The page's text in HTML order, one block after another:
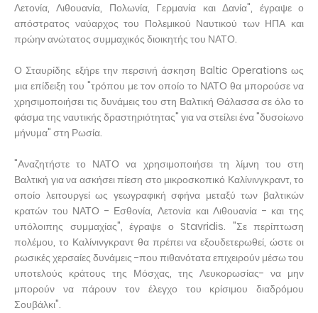
Λετονία, Λιθουανία, Πολωνία, Γερμανία και Δανία", έγραψε ο
απόστρατος ναύαρχος του Πολεμικού Ναυτικού των ΗΠΑ και
πρώην ανώτατος συμμαχικός διοικητής του ΝΑΤΟ.
Ο Σταυρίδης εξήρε την περσινή άσκηση Baltic Operations ως
μια επίδειξη του "τρόπου με τον οποίο το ΝΑΤΟ θα μπορούσε να
χρησιμοποιήσει τις δυνάμεις του στη Βαλτική Θάλασσα σε όλο το
φάσμα της ναυτικής δραστηριότητας" για να στείλει ένα "δυσοίωνο
μήνυμα" στη Ρωσία.
"Αναζητήστε το ΝΑΤΟ να χρησιμοποιήσει τη λίμνη του στη
Βαλτική για να ασκήσει πίεση στο μικροσκοπικό Καλίνινγκραντ, το
οποίο λειτουργεί ως γεωγραφική σφήνα μεταξύ των βαλτικών
κρατών του ΝΑΤΟ - Εσθονία, Λετονία και Λιθουανία - και της
υπόλοιπης συμμαχίας", έγραψε ο Stavridis. "Σε περίπτωση
πολέμου, το Καλίνινγκραντ θα πρέπει να εξουδετερωθεί, ώστε οι
ρωσικές χερσαίες δυνάμεις -που πιθανότατα επιχειρούν μέσω του
υποτελούς κράτους της Μόσχας, της Λευκορωσίας- να μην
μπορούν να πάρουν τον έλεγχο του κρίσιμου διαδρόμου
Σουβάλκι".